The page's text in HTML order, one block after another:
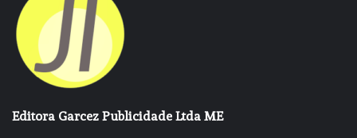
Editora Garcez Publicidade Ltda ME